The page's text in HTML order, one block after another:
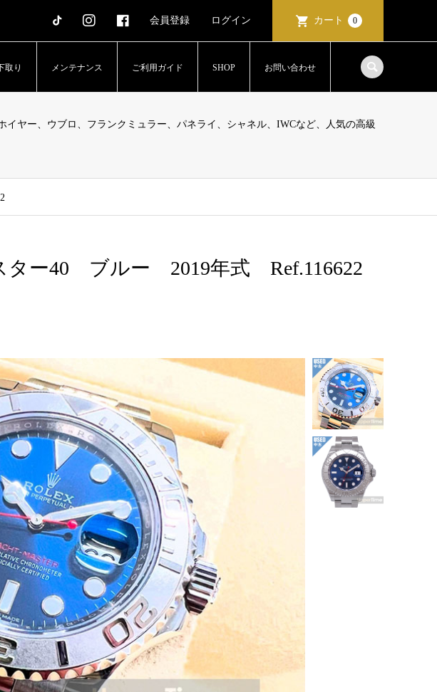
会員登録 ログイン カート 0
取り メンテナンス ご利用ガイド SHOP お問い合わせ
ヤー、ウブロ、フランクミュラー、パネライ、シャネル、IWCなど、人気の高級
ー40 ブルー 2019年式 Ref.116622